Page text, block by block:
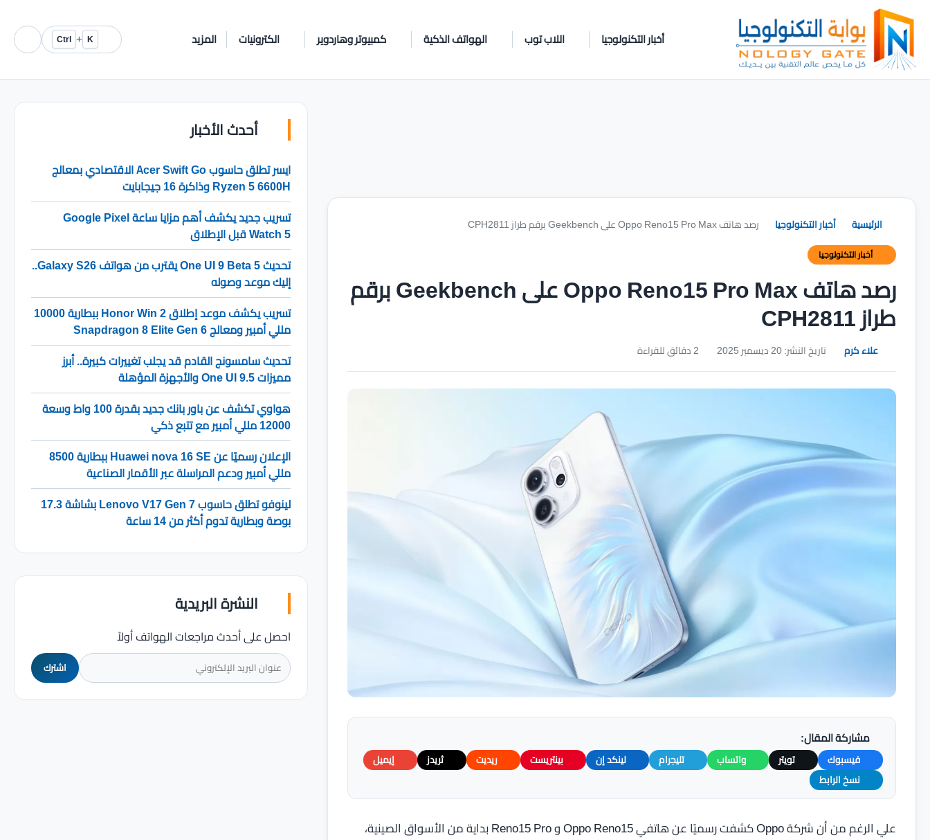
أخبار التكنولوجيا اللاب توب الهواتف الذكية كمبيوتر وهاردوير الكترونيات المزيد K
+
Ctrl
الرئيسية أخبار التكنولوجيا رصد هاتف Oppo Reno15 Pro Max على Geekbench برقم طراز CPH2811
أخبار التكنولوجيا
رصد هاتف Oppo Reno15 Pro Max على Geekbench برقم
طراز CPH2811
علاء كرم تاريخ النشر: 20 ديسمبر 2025
مشاركة المقال:
فيسبوك تويتر واتساب تليجرام لينكد إن بينتريست ريديت ثريدز
إيميل
نسخ الرابط
علي الرغم من أن شركة Oppo كشفت رسميًا عن هاتفي Oppo Reno15 و Reno15 Pro بداية من الأسواق الصينية،
أحدث الأخبار
ايسر تطلق حاسوب Acer Swift Go الاقتصادي بمعالج
Ryzen 5 6600H وذاكرة 16 جيجابايت
تسريب جديد يكشف أهم مزايا ساعة Google Pixel
Watch 5 قبل الإطلاق
تحديث One UI 9 Beta 5 يقترب من هواتف Galaxy S26..
إليك موعد وصوله
تسريب يكشف موعد إطلاق Honor Win 2 ببطارية 10000
مللي أمبير ومعالج Snapdragon 8 Elite Gen 6
تحديث سامسونج القادم قد يجلب تغييرات كبيرة.. أبرز
مميزات One UI 9.5 والأجهزة المؤهلة
هواوي تكشف عن باور بانك جديد بقدرة 100 واط وسعة
12000 مللي أمبير مع تتبع ذكي
الإعلان رسميًا عن Huawei nova 16 SE ببطارية 8500
مللي أمبير ودعم المراسلة عبر الأقمار الصناعية
لينوفو تطلق حاسوب Lenovo V17 Gen 7 بشاشة 17.3
بوصة وبطارية تدوم أكثر من 14 ساعة
النشرة البريدية
احصل على أحدث مراجعات الهواتف أولاً
اشترك